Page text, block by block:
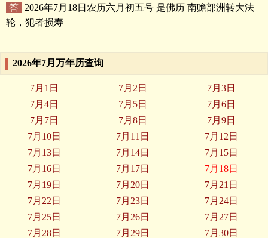
答
2026年7月18日农历六月初五号 是佛历 南赡部洲转大法
轮，犯者损寿
2026年7月万年历查询
7月1日 7月2日
7月3日
7月4日
7月5日
7月6日
7月7日
7月8日
7月9日
7月10日
7月11日
7月12日
7月13日
7月14日
7月15日
7月16日
7月17日
7月18日
7月19日
7月20日
7月21日
7月22日
7月23日
7月24日
7月25日
7月26日
7月27日
7月28日
7月29日
7月30日